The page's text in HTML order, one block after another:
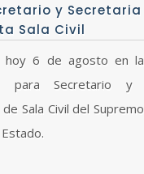
y Secretaria
Sala Civil
hoy 6 de agosto en la
para Secretario y
Sala Civil del Supremo